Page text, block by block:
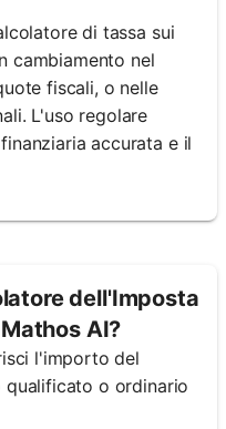
di tassa sui
cambiamento nel
fiscali, o nelle
L'uso regolare
accurata e il
dell'Imposta
AI?
l'importo del
o ordinario